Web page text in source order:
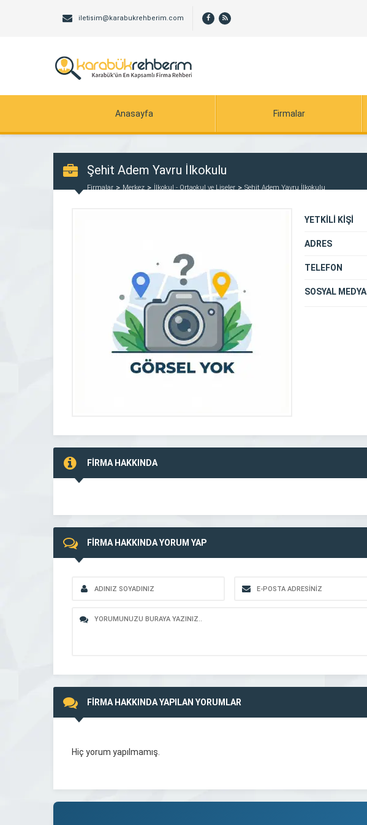
iletisim@karabukrehberim.com
Anasayfa Firmalar
Şehit Adem Yavru İlkokulu
Firmalar Merkez İlkokul - Ortaokul ve Liseler Şehit Adem Yavru İlkokulu
YETKİLİ KİŞİ
ADRES
TELEFON
SOSYAL MEDYA
FİRMA HAKKINDA
FİRMA HAKKINDA YORUM YAP
FİRMA HAKKINDA YAPILAN YORUMLAR
Hiç yorum yapılmamış.